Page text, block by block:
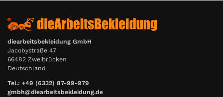
€
diearbeitsbekleidung GmbH
Jacobystraße 47
66482 Zweibrücken
Deutschland
Tel.: +49 (6332) 87-99-979
gmbh@diearbeitsbekleidung.de